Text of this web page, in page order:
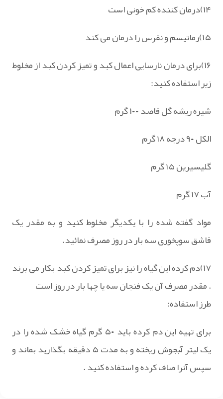
۱۴)درمان کننده کم خونی است
۱۵)رماتیسم و نقرس را درمان می کند
۱۶)برای درمان نارسایی اعمال کبد و تمیز کردن کبد از مخلوط
زیر استفاده کنید:
شیره ریشه گل قاصد ۱۰۰ گرم
الکل ۹۰ درجه ۱۸ گرم
گلیسیرین ۱۵ گرم
آب ۱۷ گرم
مواد گفته شده را با یکدیگر مخلوط کنید و به مقدر یک
قاشق سوپخوری سه بار در روز مصرف نمائید.
۱۷)دم کرده این گیاه را نیز برای تمیز کردن کبد بکار می برند
. مقدر مصرف آن یک فنجان سه یا چها بار در روز است
طرز استفاده:
برای تهیه این دم کرده باید ۵۰ گرم گیاه خشک شده را در
یک لیتر آّبجوش ریخته و به مدت ۵ دقیقه بگذارید بماند و
سپس آنرا صاف کرده و استفاده کنید .